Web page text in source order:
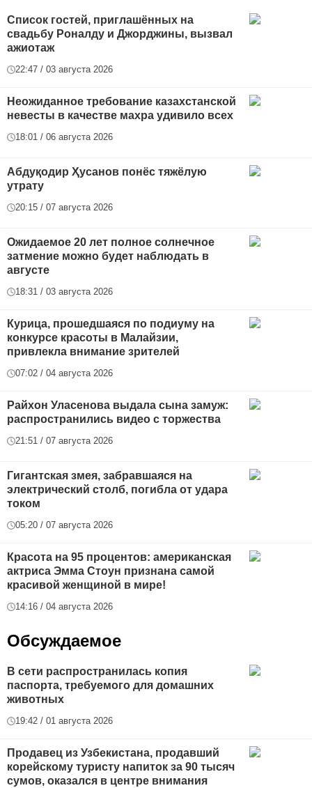
Список гостей, приглашённых на
свадьбу Роналду и Джорджины, вызвал
ажиотаж
22:47 / 03 августа 2026
Неожиданное требование казахстанской
невесты в качестве махра удивило всех
18:01 / 06 августа 2026
Абдуқодир Ҳусанов понёс тяжёлую
утрату
20:15 / 07 августа 2026
Ожидаемое 20 лет полное солнечное
затмение можно будет наблюдать в
августе
18:31 / 03 августа 2026
Курица, прошедшаяся по подиуму на
конкурсе красоты в Малайзии,
привлекла внимание зрителей
07:02 / 04 августа 2026
Райхон Уласенова выдала сына замуж:
распространились видео с торжества
21:51 / 07 августа 2026
Гигантская змея, забравшаяся на
электрический столб, погибла от удара
током
05:20 / 07 августа 2026
Красота на 95 процентов: американская
актриса Эмма Стоун признана самой
красивой женщиной в мире!
14:16 / 04 августа 2026
Обсуждаемое
В сети распространилась копия
паспорта, требуемого для домашних
животных
19:42 / 01 августа 2026
Продавец из Узбекистана, продавший
корейскому туристу напиток за 90 тысяч
сумов, оказался в центре внимания